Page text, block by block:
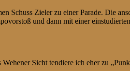
Schuss Zieler zu einer Parade. Die
und dann mit einer
Sicht tendiere ich eher zu